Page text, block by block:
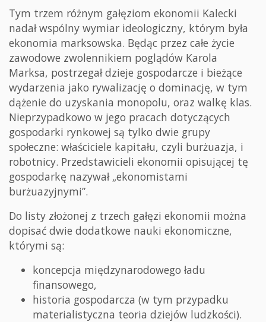
Tym trzem różnym gałęziom ekonomii Kalecki
nadał wspólny wymiar ideologiczny, którym była
ekonomia marksowska. Będąc przez całe życie
zawodowe zwolennikiem poglądów Karola
Marksa, postrzegał dzieje gospodarcze i bieżące
wydarzenia jako rywalizację o dominację, w tym
dążenie do uzyskania monopolu, oraz walkę klas.
Nieprzypadkowo w jego pracach dotyczących
gospodarki rynkowej są tylko dwie grupy
społeczne: właściciele kapitału, czyli burżuazja, i
robotnicy. Przedstawicieli ekonomii opisującej tę
gospodarkę nazywał „ekonomistami
burżuazyjnymi”.
Do listy złożonej z trzech gałęzi ekonomii można
dopisać dwie dodatkowe nauki ekonomiczne,
którymi są:
koncepcja międzynarodowego ładu
finansowego,
historia gospodarcza (w tym przypadku
materialistyczna teoria dziejów ludzkości).